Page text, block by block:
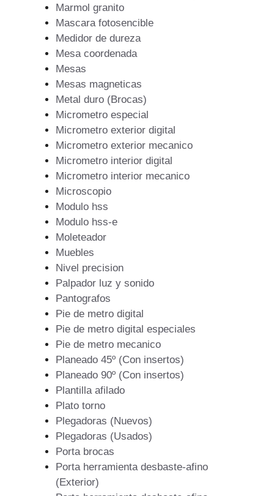
Marmol granito
Mascara fotosencible
Medidor de dureza
Mesa coordenada
Mesas
Mesas magneticas
Metal duro (Brocas)
Micrometro especial
Micrometro exterior digital
Micrometro exterior mecanico
Micrometro interior digital
Micrometro interior mecanico
Microscopio
Modulo hss
Modulo hss-e
Moleteador
Muebles
Nivel precision
Palpador luz y sonido
Pantografos
Pie de metro digital
Pie de metro digital especiales
Pie de metro mecanico
Planeado 45º (Con insertos)
Planeado 90º (Con insertos)
Plantilla afilado
Plato torno
Plegadoras (Nuevos)
Plegadoras (Usados)
Porta brocas
Porta herramienta desbaste-afino
(Exterior)